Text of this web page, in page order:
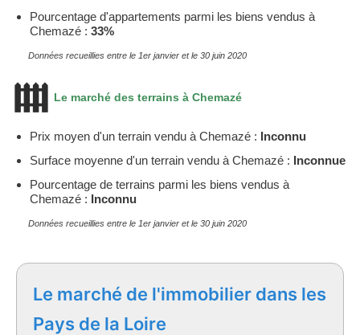
Pourcentage d'appartements parmi les biens vendus à
Chemazé : 33%
Données recueillies entre le 1er janvier et le 30 juin 2020
Le marché des terrains à Chemazé
Prix moyen d'un terrain vendu à Chemazé : Inconnu
Surface moyenne d'un terrain vendu à Chemazé : Inconnue
Pourcentage de terrains parmi les biens vendus à
Chemazé : Inconnu
Données recueillies entre le 1er janvier et le 30 juin 2020
Le marché de l'immobilier dans les
Pays de la Loire